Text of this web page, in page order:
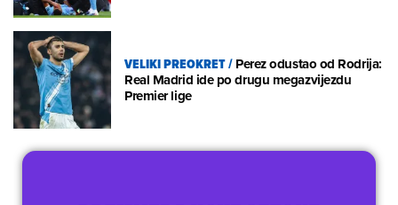
VELIKI PREOKRET/Perez odustao od Rodrija:
Real Madrid ide po drugu megazvijezdu
Premier lige